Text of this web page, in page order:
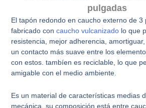
pulgadas
El tapón redondo en caucho externo de 3
fabricado concaucho vulcanizado lo que
resistencia, mejor adherencia,
un contacto más suave entre los
con estos. tambíen es reciclable, lo que
amigable con el medio ambiente.
Es un material de características medias
mecánica, su composición está entre